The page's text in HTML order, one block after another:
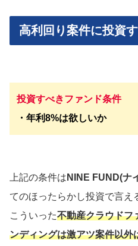
高利回り案件に投資
投資すべきファンド条件
・年利8%は欲しいか
上記の条件は NINE FUND(ナ
てのほったらかし投資で言え
こういった不動産クラウドフ
ンディングは激アツ案件以外